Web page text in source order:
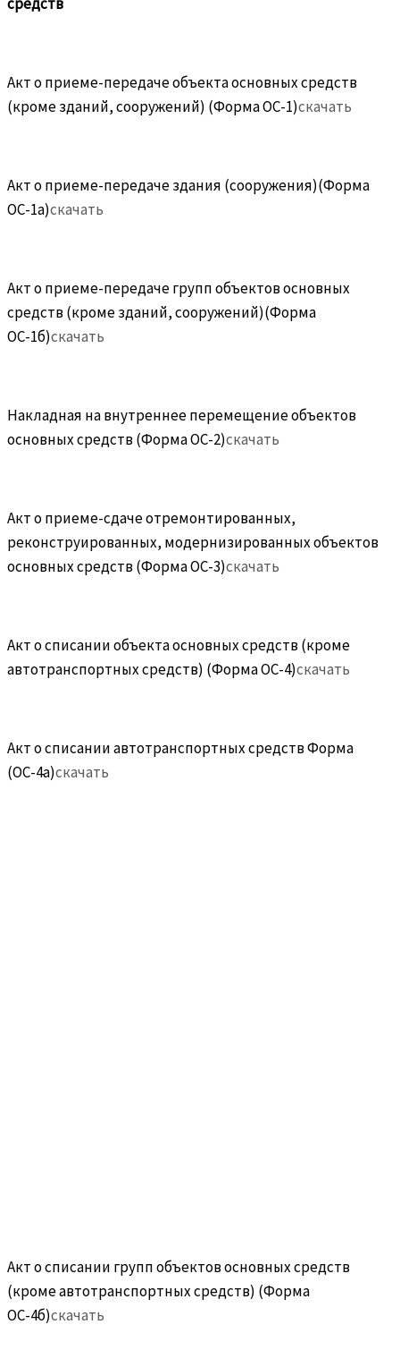
Акт о приеме-передаче объекта основных средств
(кроме зданий, сооружений) (Форма ОС-1)скачать
Акт о приеме-передаче здания (сооружения)(Форма
ОС-1а)скачать
Акт о приеме-передаче групп объектов основных
средств (кроме зданий, сооружений)(Форма
ОС-1б)скачать
Накладная на внутреннее перемещение объектов
основных средств (Форма ОС-2)скачать
Акт о приеме-сдаче отремонтированных,
реконструированных, модернизированных объектов
основных средств (Форма ОС-3)скачать
Акт о списании объекта основных средств (кроме
автотранспортных средств) (Форма ОС-4)скачать
Акт о списании автотранспортных средств Форма
(ОС-4а)скачать
Акт о списании групп объектов основных средств
(кроме автотранспортных средств) (Форма
ОС-4б)скачать